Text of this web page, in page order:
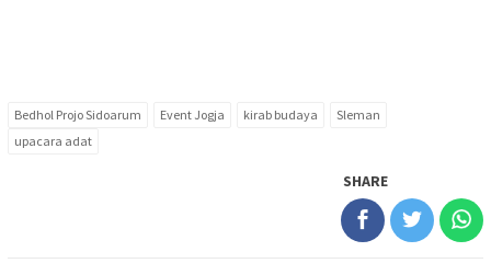
Bedhol Projo Sidoarum Event Jogja kirab budaya
Sleman
upacara adat
SHARE